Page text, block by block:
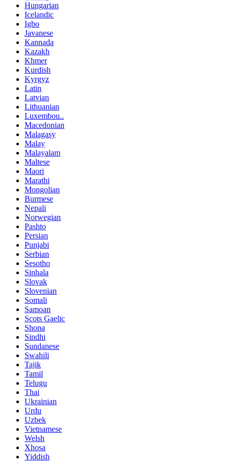
Hungarian
Icelandic
Igbo
Javanese
Kannada
Kazakh
Khmer
Kurdish
Kyrgyz
Latin
Latvian
Lithuanian
Luxembou..
Macedonian
Malagasy
Malay
Malayalam
Maltese
Maori
Marathi
Mongolian
Burmese
Nepali
Norwegian
Pashto
Persian
Punjabi
Serbian
Sesotho
Sinhala
Slovak
Slovenian
Somali
Samoan
Scots Gaelic
Shona
Sindhi
Sundanese
Swahili
Tajik
Tamil
Telugu
Thai
Ukrainian
Urdu
Uzbek
Vietnamese
Welsh
Xhosa
Yiddish